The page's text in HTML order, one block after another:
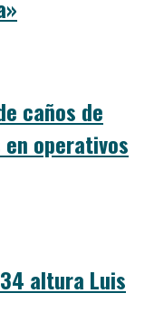
caños de
operativos
altura Luis